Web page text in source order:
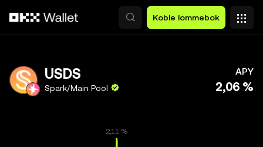
Koble lommebok
USDS
Spark/Main Pool
APY
2,06 %